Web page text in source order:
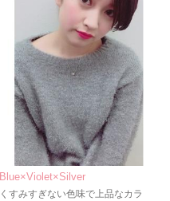
Blue×Violet×Silver
くすみすぎない色味で上品なカラ